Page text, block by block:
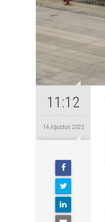
11:12
14 Ağustos 2025